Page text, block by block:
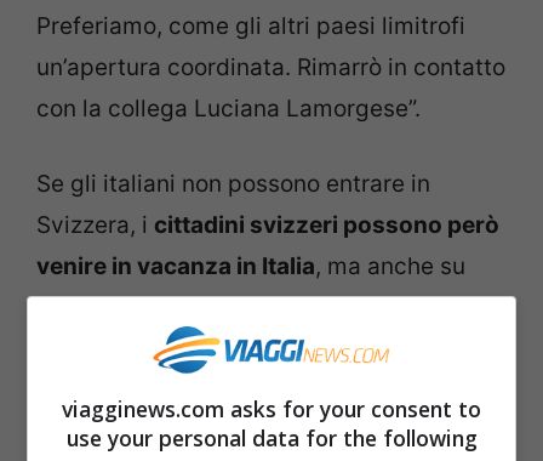
Preferiamo, come gli altri paesi limitrofi
un’apertura coordinata. Rimarrò in contatto
con la collega Luciana Lamorgese”.
Se gli italiani non possono entrare in
Svizzera, i cittadini svizzeri possono però
venire in vacanza in Italia, ma anche su
sconsigliamo comunque di
lavorano in Svizzera, ma vivono in Italia, un
viagginews.com asks for your consent to
use your personal data for the following